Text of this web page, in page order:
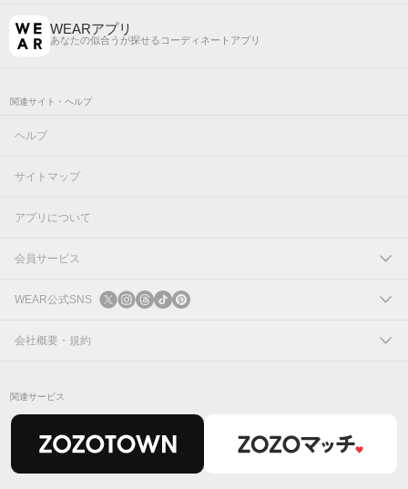
WEARアプリ
あなたの似合うが探せるコーディネートアプリ
関連サイト・ヘルプ
ヘルプ
サイトマップ
アプリについて
会員サービス
ログイン
新規会員登録
WEAR公式SNS
X
会社概要・規約
関連サービス